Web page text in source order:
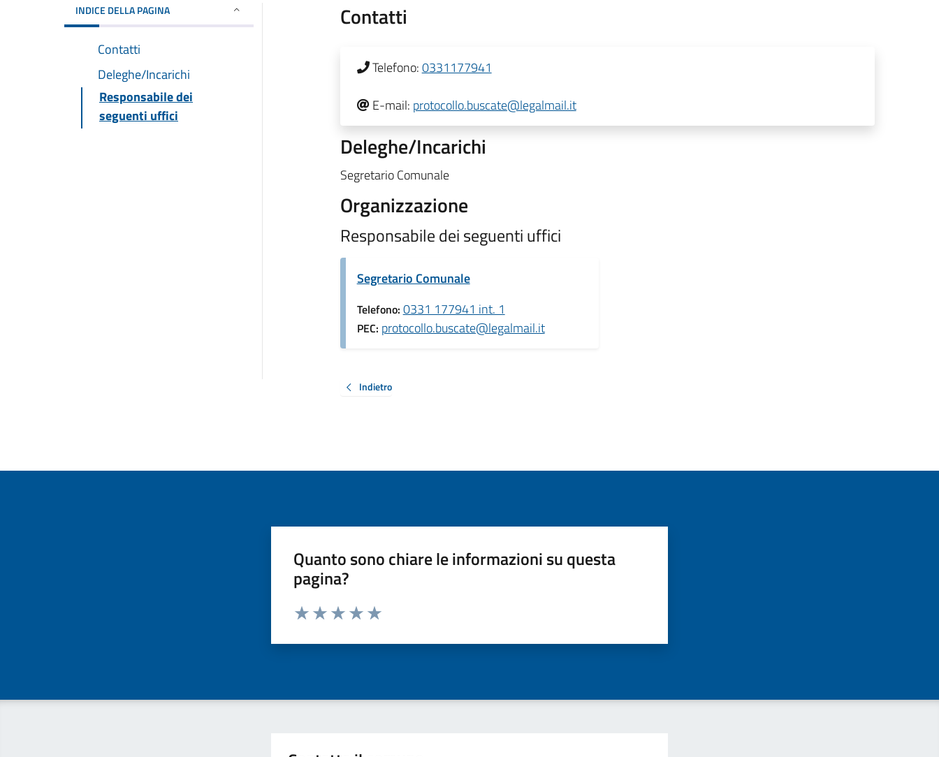
INDICE DELLA PAGINA
Contatti
Deleghe/Incarichi
Responsabile dei
seguenti uffici
Contatti
Telefono:0331177941
E-mail: protocollo.buscate@legalmail.it
Deleghe/Incarichi
Segretario Comunale
Organizzazione
Responsabile dei seguenti uffici
Segretario Comunale
Telefono: 0331 177941 int. 1
PEC: protocollo.buscate@legalmail.it
Indietro
Quanto sono chiare le informazioni su questa
pagina?
Valuta da 1 a 5 stelle la pagina